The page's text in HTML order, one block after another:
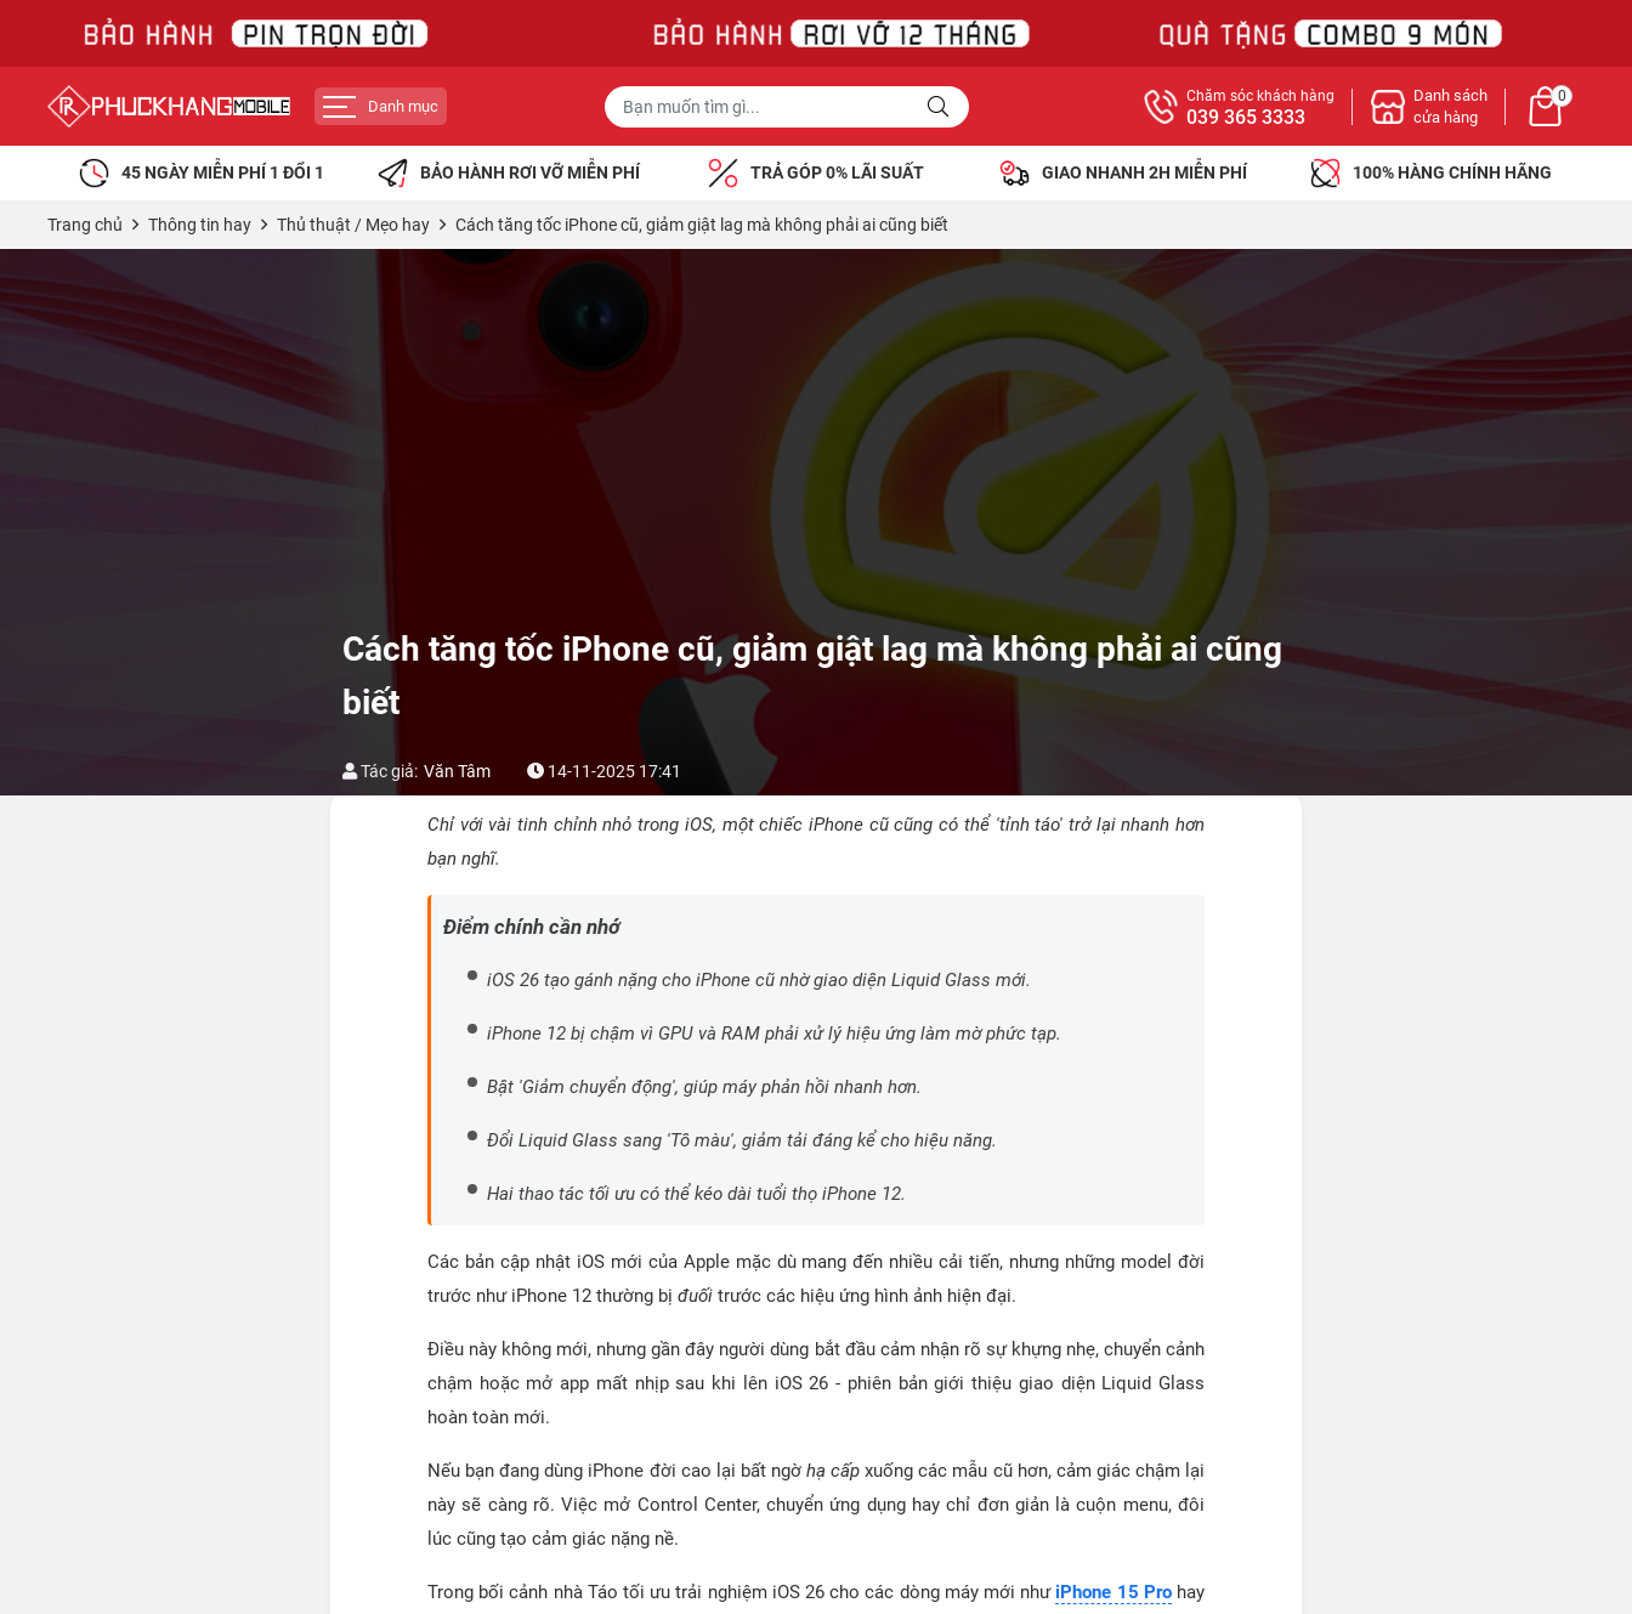
Danh mục
Chăm sóc khách hàng
039 365 3333
Danh sách
cửa hàng
0
45 NGÀY MIỄN PHÍ 1 ĐỔI 1 BẢO HÀNH RƠI VỠ MIỄN PHÍ TRẢ GÓP 0% LÃI SUẤT GIAO NHANH 2H MIỄN PHÍ 100% HÀNG CHÍNH HÃNG
Trang chủ Thông tin hay Thủ thuật / Mẹo hay Cách tăng tốc iPhone cũ, giảm giật lag mà không phải ai cũng biết
Cách tăng tốc iPhone cũ, giảm giật lag mà không phải ai cũng
biết
Tác giả: Văn Tâm 14-11-2025 17:41
Chỉ với vài tinh chỉnh nhỏ trong iOS, một chiếc iPhone cũ cũng có thể 'tỉnh táo' trở lại nhanh hơn
bạn nghĩ.
Điểm chính cần nhớ
iOS 26 tạo gánh nặng cho iPhone cũ nhờ giao diện Liquid Glass mới.
iPhone 12 bị chậm vì GPU và RAM phải xử lý hiệu ứng làm mờ phức tạp.
Bật 'Giảm chuyển động', giúp máy phản hồi nhanh hơn.
Đổi Liquid Glass sang 'Tô màu', giảm tải đáng kể cho hiệu năng.
Hai thao tác tối ưu có thể kéo dài tuổi thọ iPhone 12.
Các bản cập nhật iOS mới của Apple mặc dù mang đến nhiều cải tiến, nhưng những model đời
trước như iPhone 12 thường bị đuối trước các hiệu ứng hình ảnh hiện đại.
Điều này không mới, nhưng gần đây người dùng bắt đầu cảm nhận rõ sự khựng nhẹ, chuyển cảnh
chậm hoặc mở app mất nhịp sau khi lên iOS 26 - phiên bản giới thiệu giao diện Liquid Glass
hoàn toàn mới.
Nếu bạn đang dùng iPhone đời cao lại bất ngờ hạ cấp xuống các mẫu cũ hơn, cảm giác chậm lại
này sẽ càng rõ. Việc mở Control Center, chuyển ứng dụng hay chỉ đơn giản là cuộn menu, đôi
lúc cũng tạo cảm giác nặng nề.
Trong bối cảnh nhà Táo tối ưu trải nghiệm iOS 26 cho các dòng máy mới như iPhone 15 Prohay